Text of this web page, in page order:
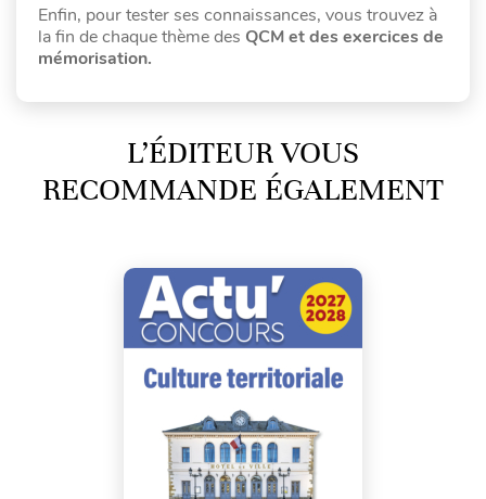
Enfin, pour tester ses connaissances, vous trouvez à
la fin de chaque thème des QCM et des exercices de
mémorisation.
L’ÉDITEUR VOUS
RECOMMANDE ÉGALEMENT